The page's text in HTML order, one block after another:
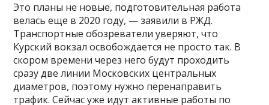
Это планы не новые, подготовительная работа
велась еще в 2020 году, — заявили в РЖД.
Транспортные обозреватели уверяют, что
Курский вокзал освобождается не просто так. В
скором времени через него будут проходить
сразу две линии Московских центральных
диаметров, поэтому нужно перенаправить
трафик. Сейчас уже идут активные работы по